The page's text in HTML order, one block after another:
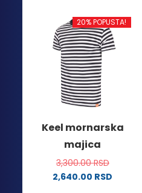
ima
više
varijanti.
Opcije
mogu
biti
izabrane
stranici
proizvoda.
20% POPUSTA!
Keel mornarska
majica
3,300.00RSD
2,640.00 RSD